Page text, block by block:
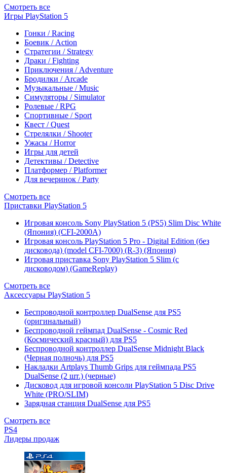
Смотреть все
Игры PlayStation 5
Гонки / Racing
Боевик / Action
Стратегии / Strategy
Драки / Fighting
Приключения / Adventure
Бродилки / Arcade
Музыкальные / Music
Симуляторы / Simulator
Ролевые / RPG
Спортивные / Sport
Квест / Quest
Стрелялки / Shooter
Ужасы / Horror
Игры для детей
Детективы / Detective
Платформер / Platformer
Для вечеринок / Party
Смотреть все
Приставки PlayStation 5
Игровая консоль Sony PlayStation 5 (PS5) Slim Disc White
(Япония) (CFI-2000A)
Игровая консоль PlayStation 5 Pro - Digital Edition (без
дисковода) (model CFI-7000) (R-3) (Япония)
Игровая приставка Sony PlayStation 5 Slim (с
дисководом) (GameReplay)
Смотреть все
Аксессуары PlayStation 5
Беспроводной контроллер DualSense для PS5
(оригинальный)
Беспроводной геймпад DualSense - Cosmic Red
(Космический красный) для PS5
Беспроводной контроллер DualSense Midnight Black
(Черная полночь) для PS5
Накладки Artplays Thumb Grips для геймпада PS5
DualSense (2 шт.) (черные)
Дисковод для игровой консоли PlayStation 5 Disc Drive
White (PRO/SLIM)
Зарядная станция DualSense для PS5
Смотреть все
PS4
Лидеры продаж